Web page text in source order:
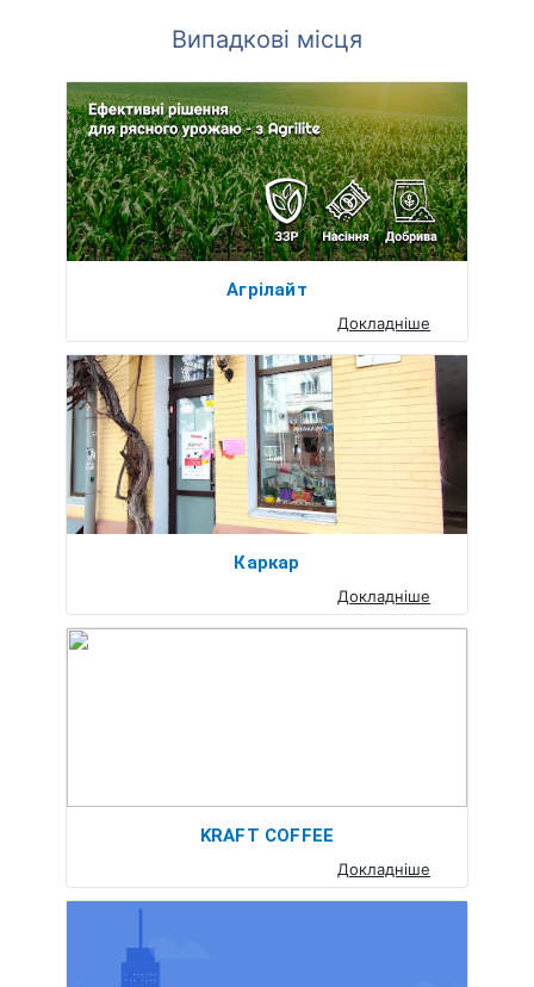
Випадкові місця
Агрілайт
Докладніше
Каркар
Докладніше
KRAFT COFFEE
Докладніше